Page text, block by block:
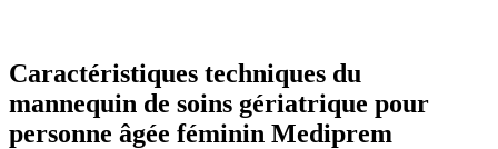
Caractéristiques techniques du
mannequin de soins gériatrique pour
personne âgée féminin Mediprem